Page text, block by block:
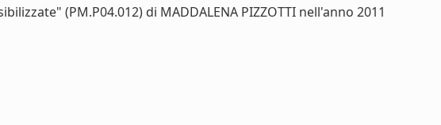
(PM.P04.012) di MADDALENA PIZZOTTI nell'anno 2011